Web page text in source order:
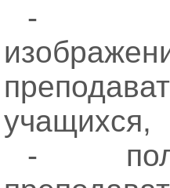
-
учащихся,
-